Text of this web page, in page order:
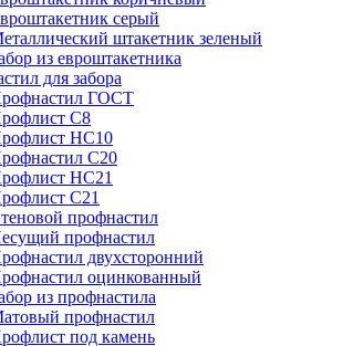
серый
штакетник зеленый
из евроштакетника
для забора
ГОСТ
С8
НС10
С20
НС21
С21
профнастил
профнастил
двухсторонний
оцинкованный
из профнастила
профнастил
под камень